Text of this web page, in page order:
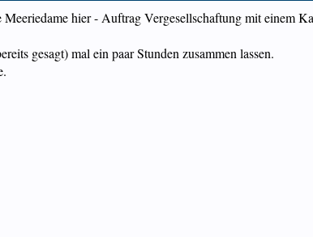
hier - Auftrag Vergesellschaftung mit einem
gesagt) mal ein paar Stunden zusammen lassen.